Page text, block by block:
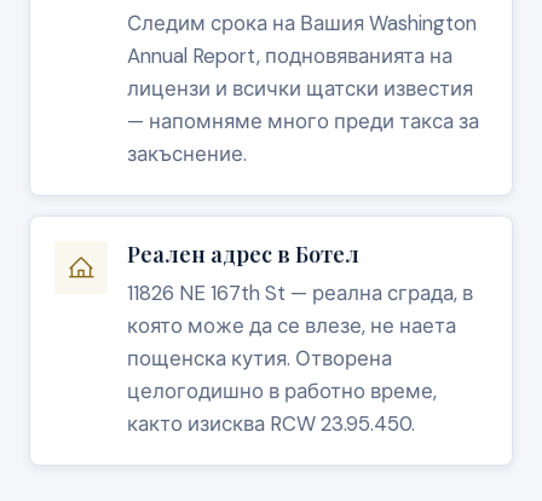
Следим срока на Вашия Washington
Annual Report, подновяванията на
лицензи и всички щатски известия
— напомняме много преди такса за
закъснение.
Реален адрес в Ботел
11826 NE 167th St — реална сграда, в
която може да се влезе, не наета
пощенска кутия. Отворена
целогодишно в работно време,
както изисква RCW 23.95.450.